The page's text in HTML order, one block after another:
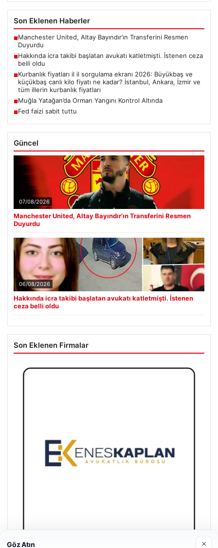
Son Eklenen Haberler
■Manchester United, Altay Bayındır’ın Transferini Resmen
Duyurdu
■Hakkında icra takibi başlatan avukatı katletmişti. İstenen ceza
belli oldu
■Kurbanlık fiyatları il il sorgulama ekranı 2026: Büyükbaş ve
küçükbaş canlı kilo fiyatı ne kadar? İstanbul, Ankara, İzmir ve
tüm illerin kurbanlık fiyatları
■Muğla Yatağan’da Orman Yangını Kontrol Altında
■Fed faizi sabit tuttu
Güncel
07/08/2026
Manchester United, Altay Bayındır’ın Transferini Resmen
Duyurdu
06/08/2026
Hakkında icra takibi başlatan avukatı katletmişti. İstenen
ceza belli oldu
Son Eklenen Firmalar
Göz Atın ×